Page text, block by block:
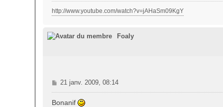
http://www.youtube.com/watch?v=jAHaSm09KgY
Foaly
M
e
21 janv. 2009, 08:14
Bonanif